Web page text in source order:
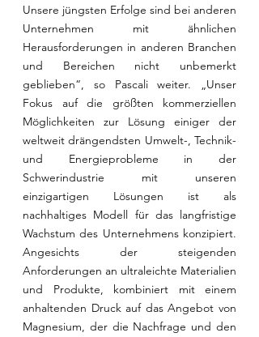
Unsere jüngsten Erfolge sind bei anderen
Unternehmen mit ähnlichen
Herausforderungen in anderen Branchen
und Bereichen nicht unbemerkt
geblieben“, so Pascali weiter. „Unser
Fokus auf die größten kommerziellen
Möglichkeiten zur Lösung einiger der
weltweit drängendsten Umwelt-, Technik-
und Energieprobleme in der
Schwerindustrie mit unseren
einzigartigen Lösungen ist als
nachhaltiges Modell für das langfristige
Wachstum des Unternehmens konzipiert.
Angesichts der steigenden
Anforderungen an ultraleichte Materialien
und Produkte, kombiniert mit einem
anhaltenden Druck auf das Angebot von
Magnesium, der die Nachfrage und den